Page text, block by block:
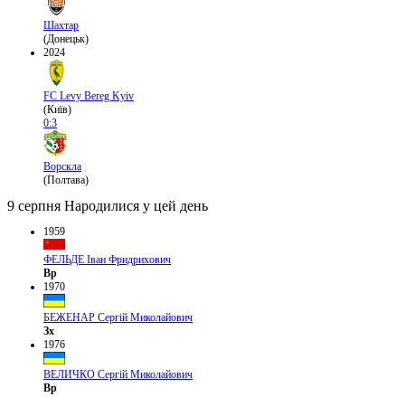
Шахтар
(Донецьк)
2024
FC Levy Bereg Kyiv
(Київ)
0:3
Ворскла
(Полтава)
9 серпня Народилися у цей день
1959
ФЕЛЬДЕ Іван Фридрихович
Вр
1970
БЕЖЕНАР Сергій Миколайович
Зх
1976
ВЕЛИЧКО Сергій Миколайович
Вр